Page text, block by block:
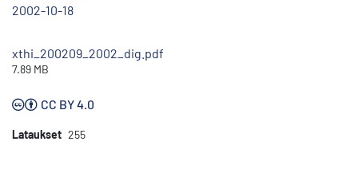
2002-10-18
xthi_200209_2002_dig.pdf
7.89 MB
CC BY 4.0
Lataukset 255